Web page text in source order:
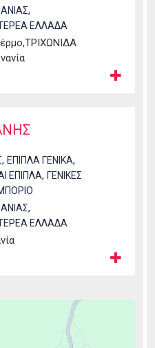
,
ΕΛΛΑΔΑ
, ΕΠΙΠΛΑ ΓΕΝΙΚΑ,
ΕΠΙΠΛΑ, ΓΕΝΙΚΕΣ
,
ΕΛΛΑΔΑ